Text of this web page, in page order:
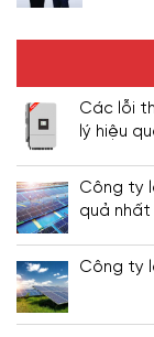
Các lỗi
lý hiệu
Công ty
quả nhất
Công ty